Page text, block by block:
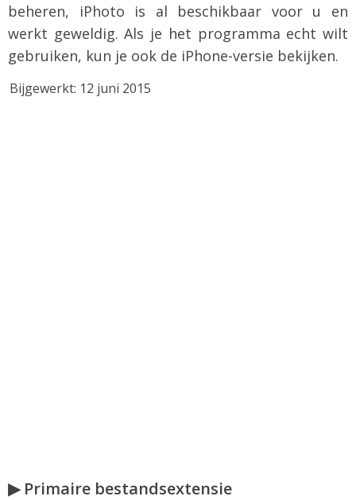
beheren, iPhoto is al beschikbaar voor u en
werkt geweldig. Als je het programma echt wilt
gebruiken, kun je ook de iPhone-versie bekijken.
Bijgewerkt: 12 juni 2015
▶ Primaire bestandsextensie